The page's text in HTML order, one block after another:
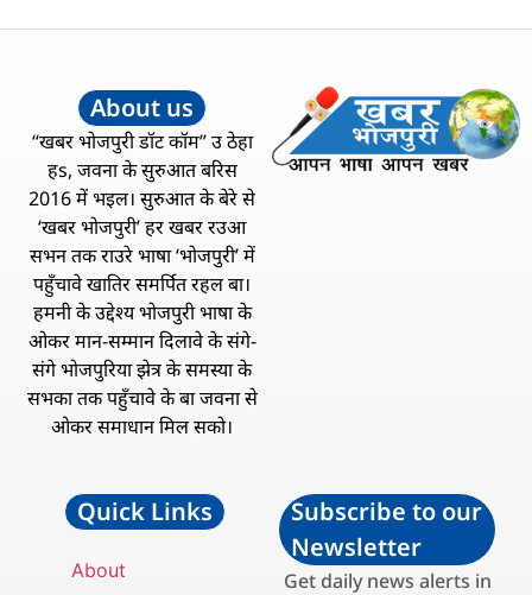
About us
“खबर भोजपुरी डॉट कॉम” उ ठेहा
हs, जवना के सुरुआत बरिस
2016 में भइल। सुरुआत के बेरे से
‘खबर भोजपुरी’ हर खबर रउआ
सभन तक राउरे भाषा ‘भोजपुरी’ में
पहुँचावे खातिर समर्पित रहल बा।
हमनी के उद्देश्य भोजपुरी भाषा के
ओकर मान-सम्मान दिलावे के संगे-
संगे भोजपुरिया झेत्र के समस्या के
सभका तक पहुँचावे के बा जवना से
ओकर समाधान मिल सको।
Quick Links
About
Subscribe to our
Newsletter
Get daily news alerts in